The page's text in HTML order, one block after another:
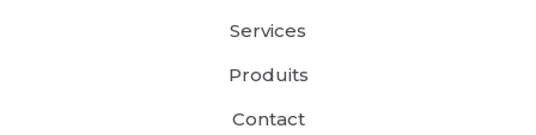
Services
Produits
Contact